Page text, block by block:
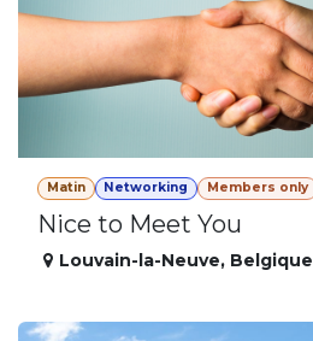
Matin Networking Members only
Nice to Meet You
Louvain-la-Neuve, Belgique